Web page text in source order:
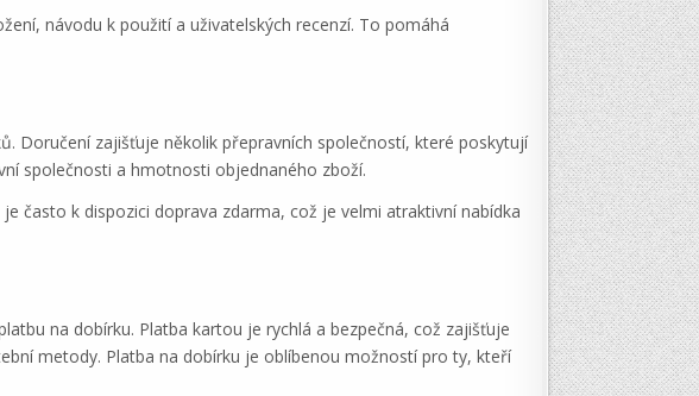
návodu k použití a uživatelských recenzí. To pomáhá
Doručení zajišťuje několik přepravních společností, které poskytují
společnosti a hmotnosti objednaného zboží.
často k dispozici doprava zdarma, což je velmi atraktivní nabídka
na dobírku. Platba kartou je rychlá a bezpečná, což zajišťuje
metody. Platba na dobírku je oblíbenou možností pro ty, kteří